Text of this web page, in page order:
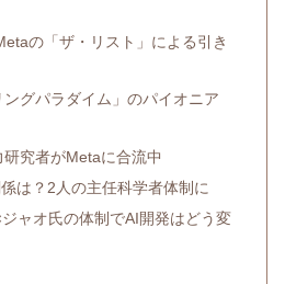
の「ザ・リスト」による引き
グパラダイム」のパイオニア
究者がMetaに合流中
は？2人の主任科学者体制に
ャオ氏の体制でAI開発はどう変